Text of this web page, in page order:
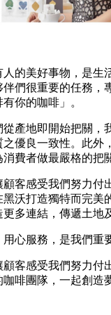
的美好事物，是
們很重要的任務
你的咖啡」。
產地即開始把關
優良一致性。此
費者做最嚴格的把
客感受我們努力
沃打造獨特而完
多連結，傳遞土地
心服務，是我們重
客感受我們努力
啡團隊，一起創造